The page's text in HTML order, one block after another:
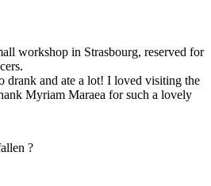
workshop in Strasbourg, reserved for
drank and ate a lot! I loved visiting the
Myriam Maraea for such a lovely
?